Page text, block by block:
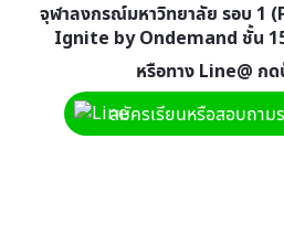
จุฬาลงกรณ์มหาวิทยาลัย รอบ 1
Ignite by Ondemand ชั้น
หรือทาง Line@ ก
สมัครเรียนหรือสอบถาม